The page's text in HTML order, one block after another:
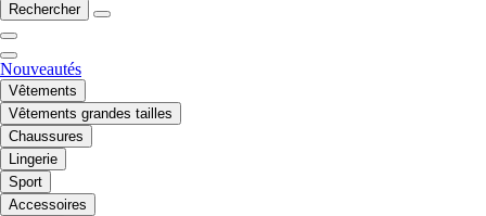
Rechercher
Nouveautés
Vêtements
Vêtements grandes tailles
Chaussures
Lingerie
Sport
Accessoires